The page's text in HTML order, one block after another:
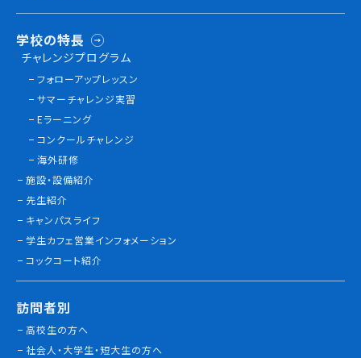
ブログ
アクセス
職員採用情報
情報公開
よくあるご質問
学校の特長
チャレンジプログラム
フォローアップレッスン
サマーチャレンジ実習
Eラーニング
コンクールチャレンジ
海外研修
施設・設備紹介
先生紹介
キャンパスライフ
学生カフェ営業インフォメーション
コックコート紹介
訪問者別
高校生の方へ
社会人・大学生・短大生の方へ